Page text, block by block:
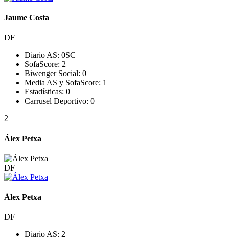
Jaume Costa
DF
Diario AS: 0SC
SofaScore: 2
Biwenger Social: 0
Media AS y SofaScore: 1
Estadísticas: 0
Carrusel Deportivo: 0
2
Álex Petxa
DF
Álex Petxa
DF
Diario AS: 2